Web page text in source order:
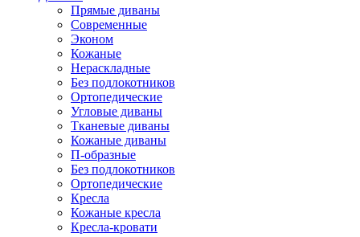
Прямые диваны
Современные
Эконом
Кожаные
Нераскладные
Без подлокотников
Ортопедические
Угловые диваны
Тканевые диваны
Кожаные диваны
П-образные
Без подлокотников
Ортопедические
Кресла
Кожаные кресла
Кресла-кровати